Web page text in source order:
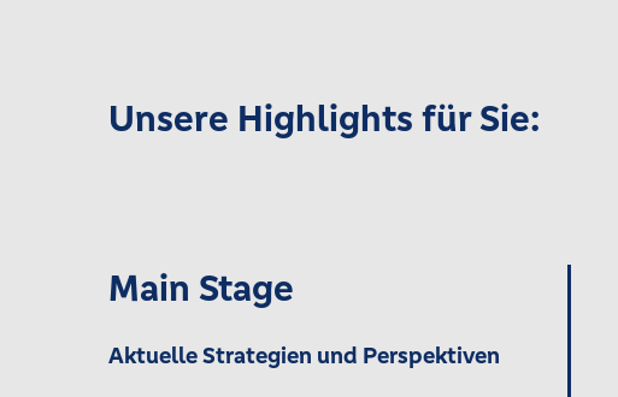
Unsere Highlights für Sie:
Main Stage
Aktuelle Strategien und ­Perspektiven